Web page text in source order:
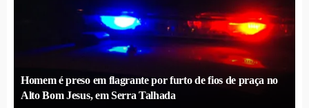
Homem é preso em flagrante por furto de fios de praça no
Alto Bom Jesus, em Serra Talhada